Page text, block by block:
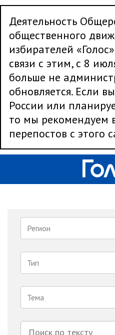
Деятельность
общественного
избирателей
связи с этим, с 8
больше не
обновляется. Если
России или
то мы рекомендуем
перепостов с этого
Регион
Тип
Тема